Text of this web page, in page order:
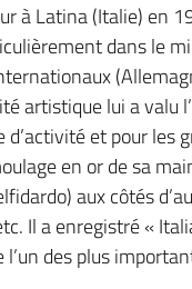
à Latina (Italie) en
dans le
artistique lui a valu
et pour
en or de sa
aux côtés
Il a enregistré «
des plus